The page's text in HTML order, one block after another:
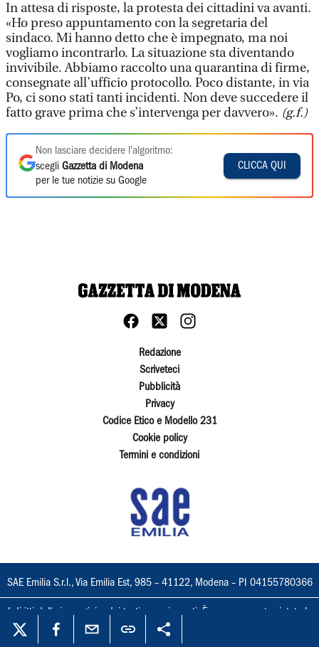
In attesa di risposte, la protesta dei cittadini va avanti.
«Ho preso appuntamento con la segretaria del
sindaco. Mi hanno detto che è impegnato, ma noi
vogliamo incontrarlo. La situazione sta diventando
invivibile. Abbiamo raccolto una quarantina di firme,
consegnate all’ufficio protocollo. Poco distante, in via
Po, ci sono stati tanti incidenti. Non deve succedere il
fatto grave prima che s’intervenga per davvero». (g.f.)
Non lasciare decidere l'algoritmo:
scegli Gazzetta di Modena
per le tue notizie su Google
CLICCA QUI
Redazione
Scriveteci
Pubblicità
Privacy
Codice Etico e Modello 231
Cookie policy
Termini e condizioni
SAE Emilia S.r.l., Via Emilia Est, 985 – 41122, Modena – PI 04155780366
I diritti delle immagini e dei testi sono riservati. È espressamente vietata la
loro riproduzione con qualsiasi mezzo e l'adattamento totale o parziale.